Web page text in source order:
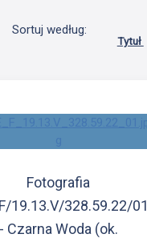
Sortuj według:
Tytuł
Fotografia
19.13.V/328.59.22/01
- Czarna Woda (ok.